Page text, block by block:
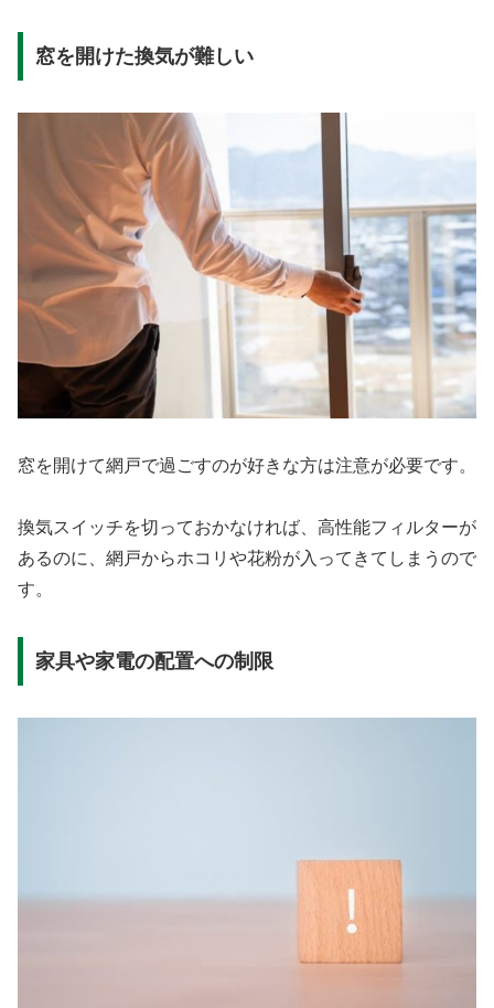
窓を開けた換気が難しい
窓を開けて網戸で過ごすのが好きな方は注意が必要です。
換気スイッチを切っておかなければ、高性能フィルターが
あるのに、網戸からホコリや花粉が入ってきてしまうので
す。
家具や家電の配置への制限